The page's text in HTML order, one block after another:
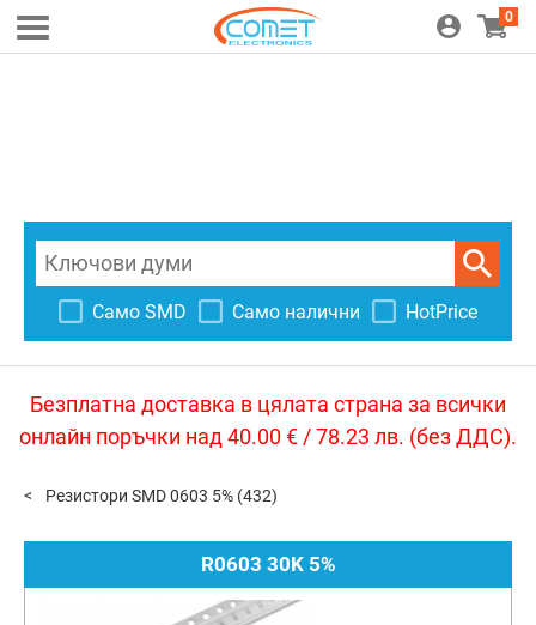
0
Само SMD Само налични HotPrice
Безплатна доставка в цялата страна за всички
онлайн поръчки над 40.00 € / 78.23 лв. (без ДДС).
Резистори SMD 0603 5% (432)
R0603 30K 5%